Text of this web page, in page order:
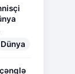
Dünya